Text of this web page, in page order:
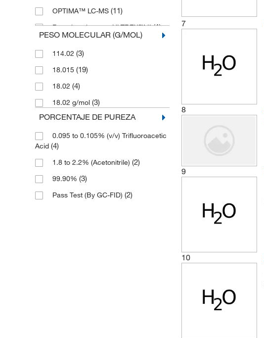
OPTIMA™ LC-MS (11)
Reactivo ultrapuro ULTREX™ II(1)
PESO MOLECULAR (G/MOL)
114.02 (3)
18.015 (19)
18.02 (4)
18.02 g/mol (3)
PORCENTAJE DE PUREZA
0.095 to 0.105% (v/v) Trifluoroacetic
Acid (4)
1.8 to 2.2% (Acetonitrile) (2)
99.90% (3)
Pass Test (By GC-FID) (2)
7
8
9
10